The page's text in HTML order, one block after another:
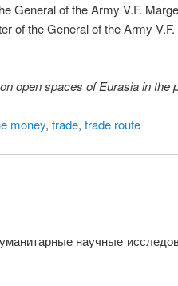
General of the Army V.F.
of the General of the Army
open spaces of Eurasia in the
money, trade, trade route
научные